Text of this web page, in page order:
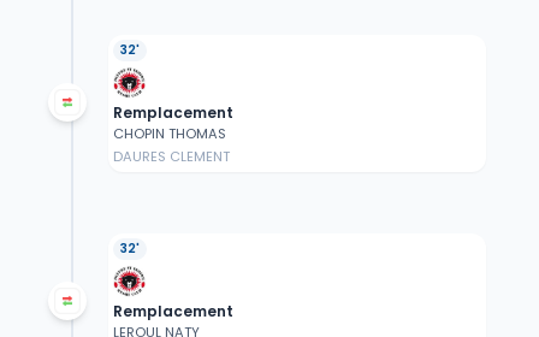
32'
Remplacement
CHOPIN THOMAS
DAURES CLEMENT
32'
Remplacement
LEROUL NATY